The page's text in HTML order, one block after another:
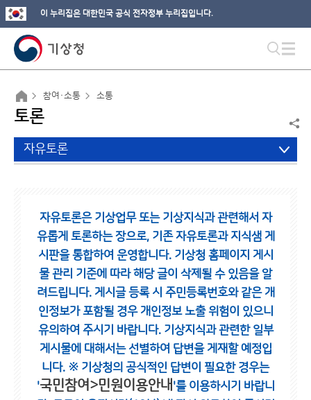
이 누리집은 대한민국 공식 전자정부 누리집입니다.
참여·소통 소통
토론
자유토론
자유토론은 기상업무 또는 기상지식과 관련해서 자
유롭게 토론하는 장으로, 기존 자유토론과 지식샘 게
시판을 통합하여 운영합니다. 기상청 홈페이지 게시
물 관리 기준에 따라 해당 글이 삭제될 수 있음을 알
려드립니다. 게시글 등록 시 주민등록번호와 같은 개
인정보가 포함될 경우 개인정보 노출 위험이 있으니
유의하여 주시기 바랍니다. 기상지식과 관련한 일부
게시물에 대해서는 선별하여 답변을 게재할 예정입
니다. ※ 기상청의 공식적인 답변이 필요한 경우는
'국민참여>민원이용안내 '를 이용하시기 바랍니